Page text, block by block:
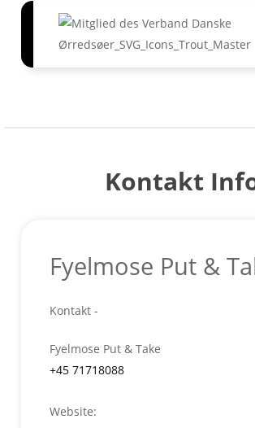
Kontakt
Fyelmose Put &
Kontakt -
Fyelmose Put & Take
+45 71718088
Website: